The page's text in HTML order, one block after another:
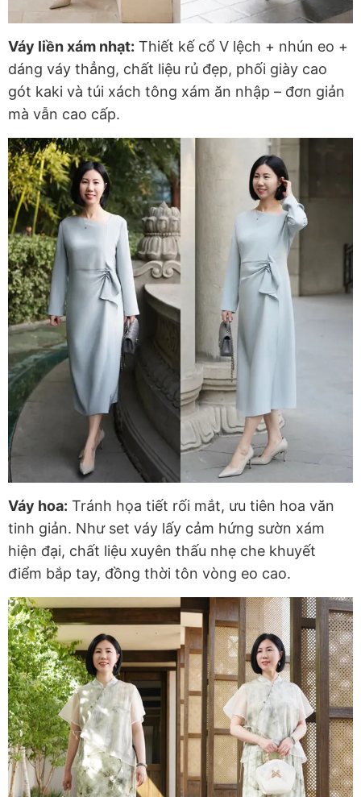
Váy liền xám nhạt: Thiết kế cổ V lệch + nhún eo +
dáng váy thẳng, chất liệu rủ đẹp, phối giày cao
gót kaki và túi xách tông xám ăn nhập – đơn giản
mà vẫn cao cấp.
Váy hoa: Tránh họa tiết rối mắt, ưu tiên hoa văn
tinh giản. Như set váy lấy cảm hứng sườn xám
hiện đại, chất liệu xuyên thấu nhẹ che khuyết
điểm bắp tay, đồng thời tôn vòng eo cao.